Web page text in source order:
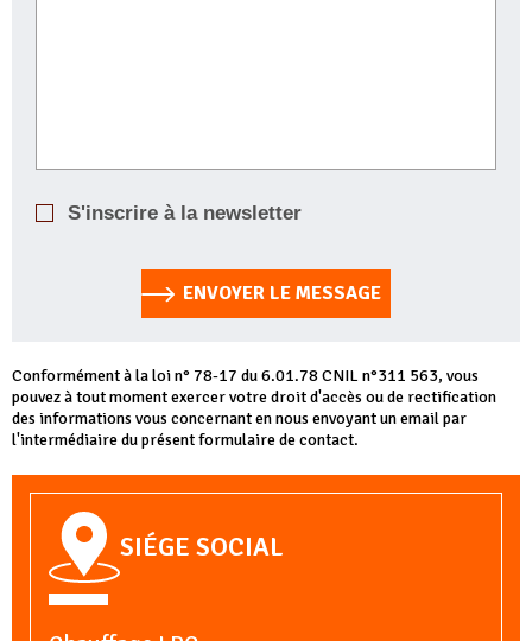
S'inscrire à la newsletter
ENVOYER LE MESSAGE
Conformément à la loi n° 78-17 du 6.01.78 CNIL n°311 563, vous
pouvez à tout moment exercer votre droit d'accès ou de rectification
des informations vous concernant en nous envoyant un email par
l'intermédiaire du présent formulaire de contact.
SIÉGE SOCIAL